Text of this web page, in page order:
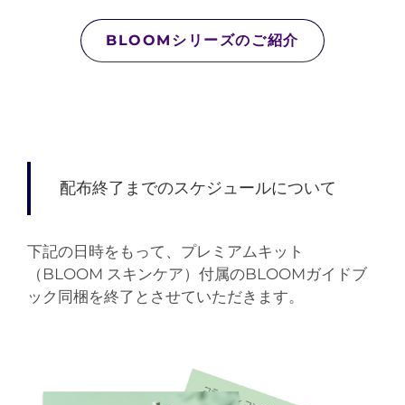
BLOOMシリーズのご紹介
配布終了までのスケジュールについて
下記の日時をもって、プレミアムキット
（BLOOM スキンケア）付属のBLOOMガイドブ
ック同梱を終了とさせていただきます。